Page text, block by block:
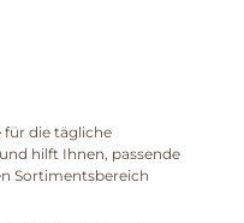
die tägliche
hilft Ihnen, passende
Sortimentsbereich